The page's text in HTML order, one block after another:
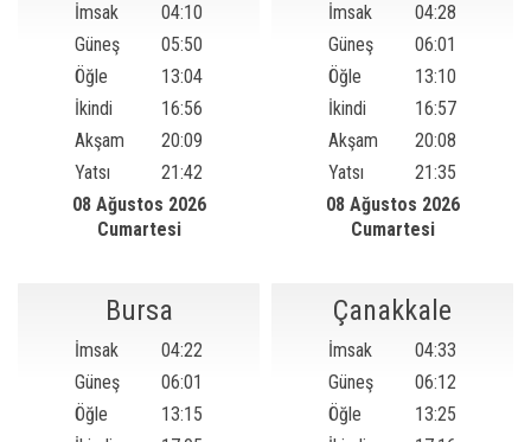
İmsak
04:10
Güneş
05:50
Öğle
13:04
İkindi
16:56
Akşam
20:09
Yatsı
21:42
08 Ağustos 2026
Cumartesi
İmsak
04:28
Güneş
06:01
Öğle
13:10
İkindi
16:57
Akşam
20:08
Yatsı
21:35
08 Ağustos 2026
Cumartesi
Bursa
İmsak
04:22
Güneş
06:01
Öğle
13:15
Çanakkale
İmsak
04:33
Güneş
06:12
Öğle
13:25